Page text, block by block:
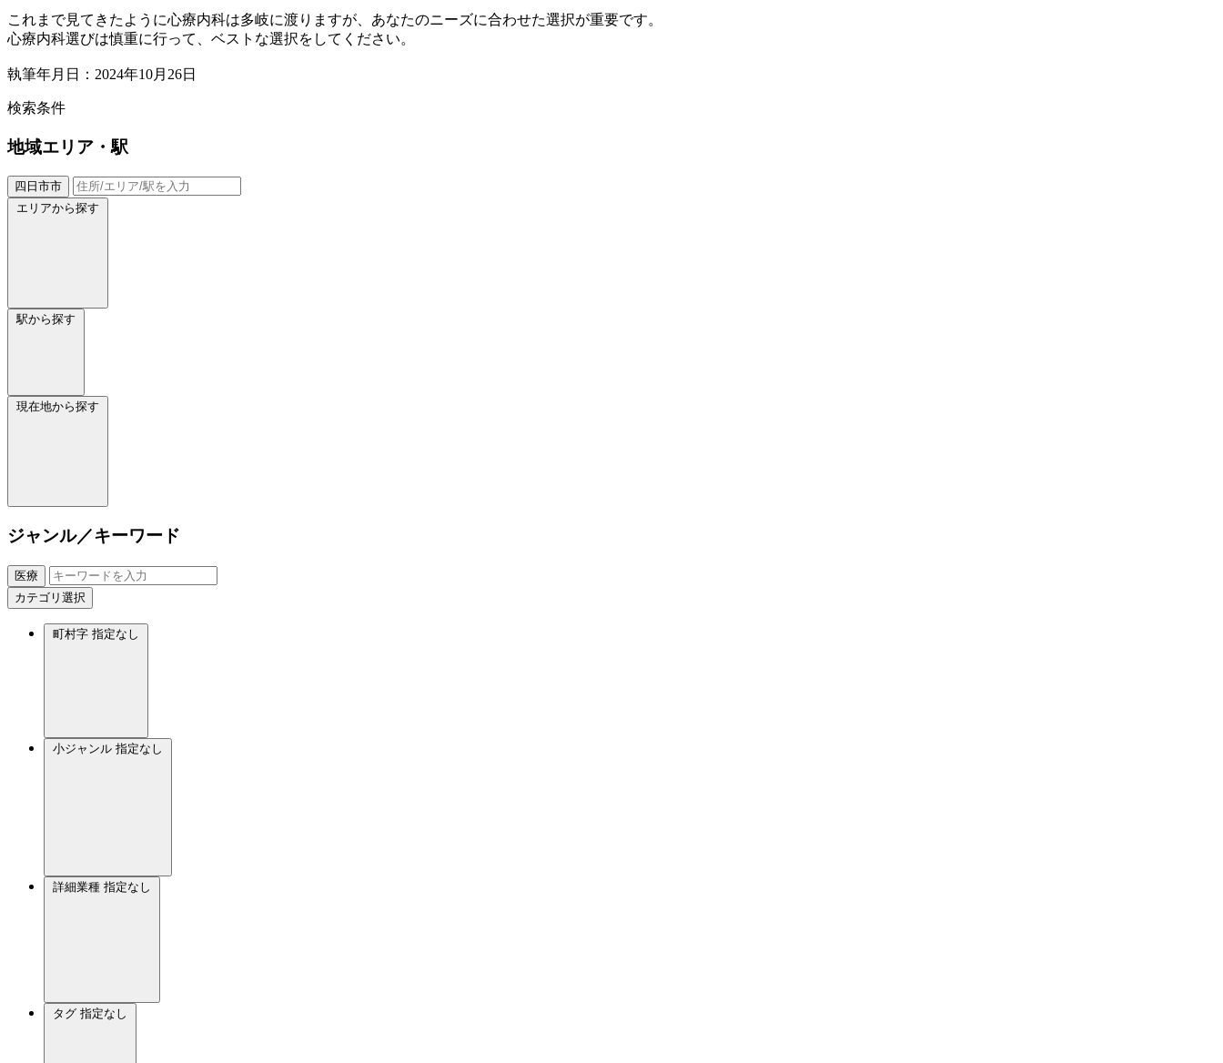
これまで見てきたように心療内科は多岐に渡りますが、あなたのニーズに合わせた選択が重要です。
心療内科選びは慎重に行って、ベストな選択をしてください。
執筆年月日：2024年10月26日
検索条件
地域エリア・駅
四日市市
エリアから探す
駅から探す
現在地から探す
ジャンル／キーワード
医療
カテゴリ選択
町村字 指定なし
小ジャンル 指定なし
詳細業種 指定なし
タグ 指定なし